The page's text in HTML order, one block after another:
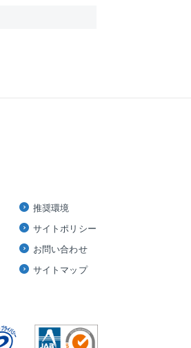
推奨環境
サイトポリシー
お問い合わせ
サイトマップ